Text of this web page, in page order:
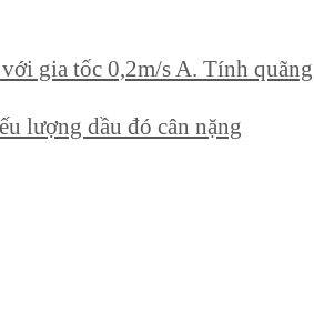
gia tốc 0,2m/s A. Tính quãng
lượng dầu đó cân nặng